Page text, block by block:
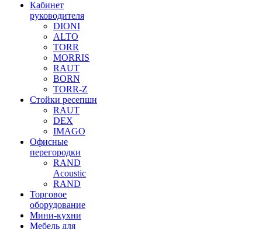
Кабинет
руководителя
DIONI
ALTO
TORR
MORRIS
RAUT
BORN
TORR-Z
Стойки ресепшн
RAUT
DEX
IMAGO
Офисные
перегородки
RAND
Acoustic
RAND
Торговое
оборудование
Мини-кухни
Мебель для